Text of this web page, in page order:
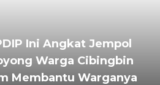
Ini Angkat Jempol
Warga Cibingbin
Membantu Warganya